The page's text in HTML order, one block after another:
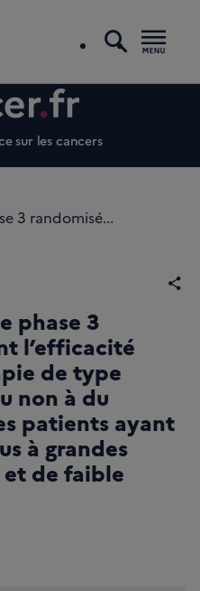
sur les cancers
3 randomisé...
phase 3
l’efficacité
de type
non à du
patients ayant
à grandes
et de faible